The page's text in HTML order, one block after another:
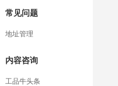
常见问题
地址管理
内容咨询
工品牛头条